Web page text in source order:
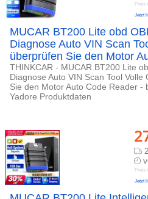
Preis
Jetzt
MUCAR BT200 Lite obd
Diagnose Auto VIN Scan
überprüfen Sie den Motor
THINKCAR - MUCAR BT200 Lite
Diagnose Auto VIN Scan Tool
Sie den Motor Auto Code Reader -
Yadore Produktdaten
Preis
Jetzt